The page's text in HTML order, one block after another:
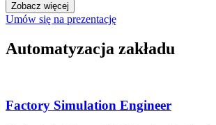
Zobacz więcej
Umów się na prezentację
Automatyzacja zakładu
Factory Simulation Engineer